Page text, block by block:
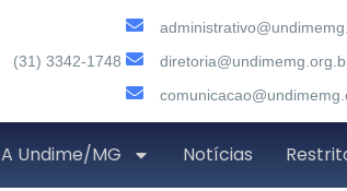
(31) 3342-1748
A Undime/MG Notícias